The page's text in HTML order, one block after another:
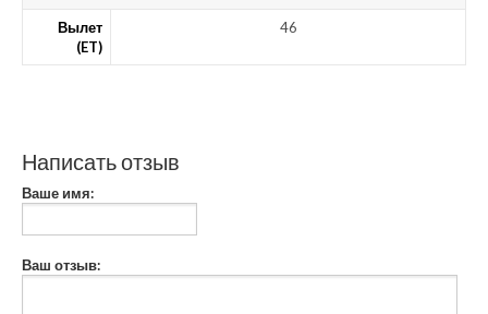
Вылет
(ET)
46
Написать отзыв
Ваше имя:
Ваш отзыв: